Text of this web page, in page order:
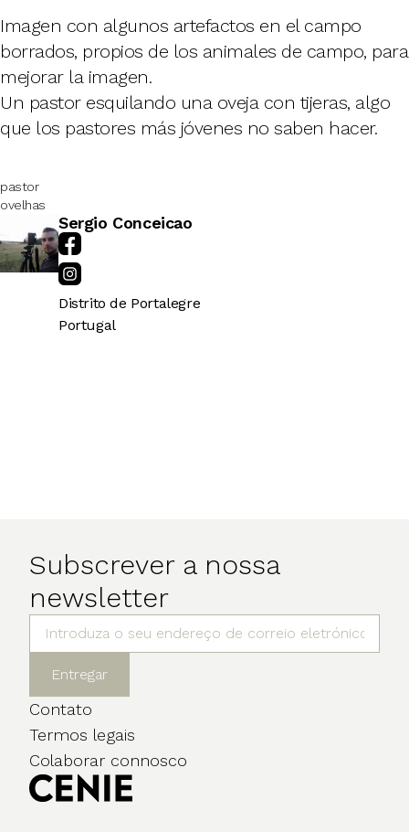
Imagen con algunos artefactos en el campo
borrados, propios de los animales de campo, para
mejorar la imagen.
Un pastor esquilando una oveja con tijeras, algo
que los pastores más jóvenes no saben hacer.
pastor
ovelhas
Sergio Conceicao
Distrito de Portalegre
Portugal
Subscrever a nossa
newsletter
Entregar
Contato
Termos legais
Colaborar connosco